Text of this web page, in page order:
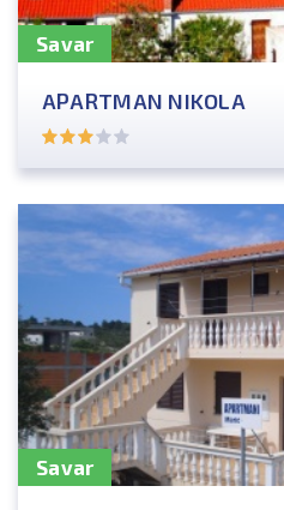
Savar
APARTMAN NIKOLA
Savar